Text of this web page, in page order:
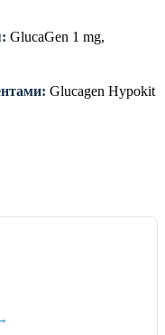
GlucaGen 1 mg,
Glucаgen Hyроkit